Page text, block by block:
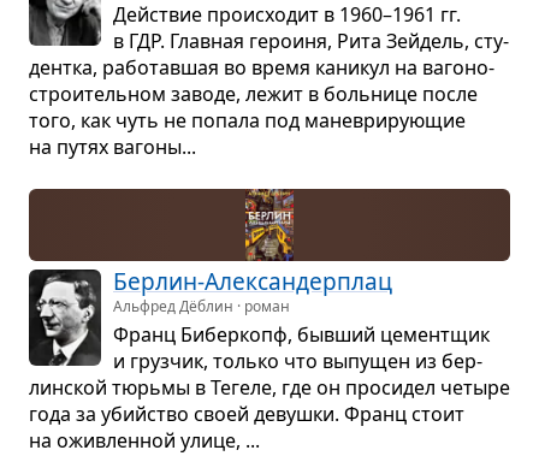
Действие про­ис­хо­дит в 1960–1961 гг.
в ГДР. Глав­ная геро­иня, Рита Зейдель, сту­
дентка, рабо­тав­шая во время кани­кул на ваго­но­
стро­и­тель­ном заводе, лежит в боль­нице после
того, как чуть не попала под мане­ври­ру­ю­щие
на путях вагоны...
Бер­лин-Алек­сан­дер­плац
Альфред Дёблин · роман
Франц Бибер­копф, быв­ший цемент­щик
и груз­чик, только что выпу­щен из бер­
лин­ской тюрьмы в Тегеле, где он про­си­дел четыре
года за убийство своей девушки. Франц стоит
на ожив­лен­ной улице, ...